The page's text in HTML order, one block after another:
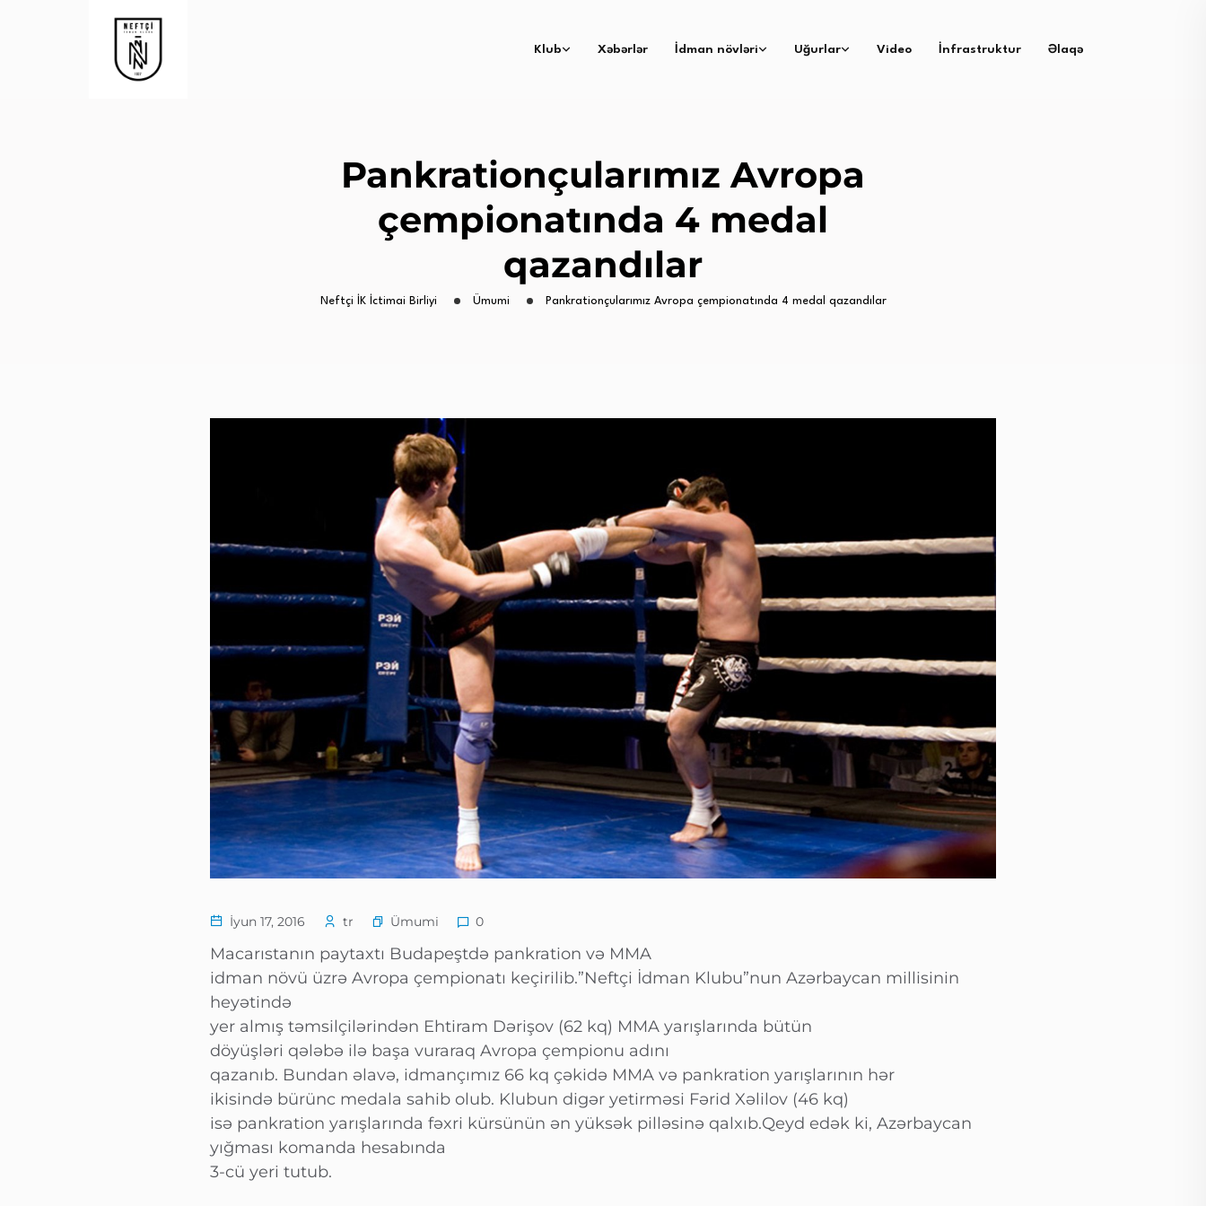
Klub Xəbərlər İdman növləri Uğurlar Video İnfrastruktur Əlaqə
Pankrationçularımız Avropa
çempionatında 4 medal
qazandılar
Neftçi İK İctimai Birliyi Ümumi Pankrationçularımız Avropa çempionatında 4 medal qazandılar
İyun 17, 2016 tr Ümumi 0
Macarıstanın paytaxtı Budapeştdə pankration və MMA
idman növü üzrə Avropa çempionatı keçirilib.”Neftçi İdman Klubu”nun Azərbaycan millisinin
heyətində
yer almış təmsilçilərindən Ehtiram Dərişov (62 kq) MMA yarışlarında bütün
döyüşləri qələbə ilə başa vuraraq Avropa çempionu adını
qazanıb. Bundan əlavə, idmançımız 66 kq çəkidə MMA və pankration yarışlarının hər
ikisində bürünc medala sahib olub. Klubun digər yetirməsi Fərid Xəlilov (46 kq)
isə pankration yarışlarında fəxri kürsünün ən yüksək pilləsinə qalxıb.Qeyd edək ki, Azərbaycan
yığması komanda hesabında
3-cü yeri tutub.